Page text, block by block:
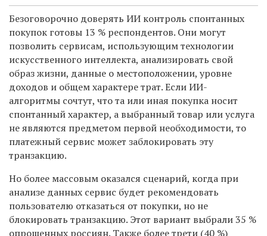
Безоговорочно доверять ИИ контроль спонтанных
покупок готовы 13 % респондентов. Они могут
позволить сервисам, использующим технологии
искусственного интеллекта, анализировать свой
образ жизни, данные о местоположении, уровне
доходов и общем характере трат. Если ИИ-
алгоритмы сочтут, что та или иная покупка носит
спонтанный характер, а выбранный товар или услуга
не являются предметом первой необходимости, то
платежный сервис может заблокировать эту
транзакцию.
Но более массовым оказался сценарий, когда при
анализе данных сервис будет рекомендовать
пользователю отказаться от покупки, но не
блокировать транзакцию. Этот вариант выбрали 35 %
опрошенных россиян. Также более трети (40 %)